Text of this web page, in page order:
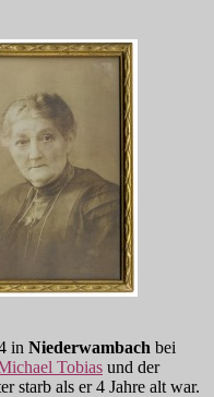
in Niederwambach bei
Tobias und der
starb als er 4 Jahre alt war.